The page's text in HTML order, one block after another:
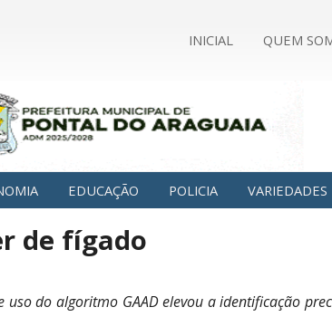
INICIAL QUEM
EDUCAÇÃO POLICIA VARIEDADES
de fígado
do algoritmo GAAD elevou a identificação